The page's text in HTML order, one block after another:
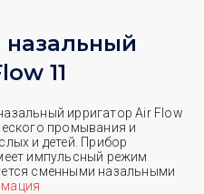
назальный
11
ирригатор Air Flow
промывания и
и детей. Прибор
импульсный режим
сменными назальными